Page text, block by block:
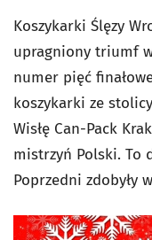
Koszykarki Ślęzy
upragniony triumf
numer pięć
koszykarki ze
Wisłę Can-Pack
mistrzyń Polski. To
Poprzedni zdobyły